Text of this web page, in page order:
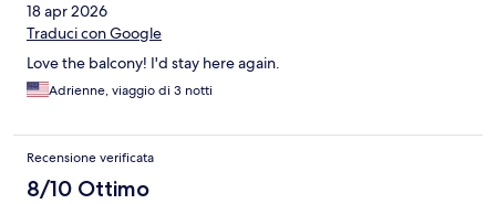
18 apr 2026
Traduci con Google
Love the balcony! I'd stay here again.
Adrienne, viaggio di 3 notti
Recensione verificata
8/10 Ottimo